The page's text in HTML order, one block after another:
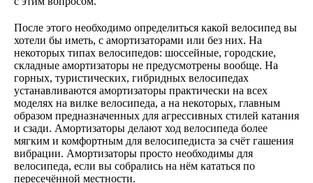
После этого необходимо определиться какой велосипед вы
хотели бы иметь, с амортизаторами или без них. На
некоторых типах велосипедов: шоссейные, городские,
складные амортизаторы не предусмотрены вообще. На
горных, туристических, гибридных велосипедах
устанавливаются амортизаторы практически на всех
моделях на вилке велосипеда, а на некоторых, главным
образом предназначенных для агрессивных стилей катания
и сзади. Амортизаторы делают ход велосипеда более
мягким и комфортным для велосипедиста за счёт гашения
вибрации. Амортизаторы просто необходимы для
велосипеда, если вы собрались на нём кататься по
пересечённой местности.